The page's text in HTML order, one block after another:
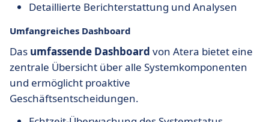
Detaillierte Berichterstattung und Analysen
Umfangreiches Dashboard
Das umfassende Dashboard von Atera bietet eine
zentrale Übersicht über alle Systemkomponenten
und ermöglicht proaktive
Geschäftsentscheidungen.